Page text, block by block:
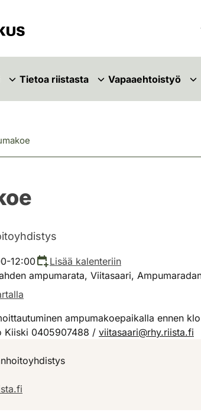
Tietoa riistasta Vapaaehtoistyö
12:00
Lisää kalenteriin
ampumarata, Viitasaari,
ampumakoepaikalla ennen
Kiiski 0405907488 / viitasaari@rhy.riista.fi